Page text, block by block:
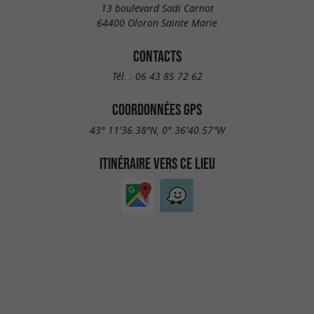
13 boulevard Sadi Carnot
64400 Oloron Sainte Marie
CONTACTS
Tél. : 06 43 85 72 62
COORDONNÉES GPS
43° 11'36.38"N, 0° 36'40.57"W
ITINÉRAIRE VERS CE LIEU